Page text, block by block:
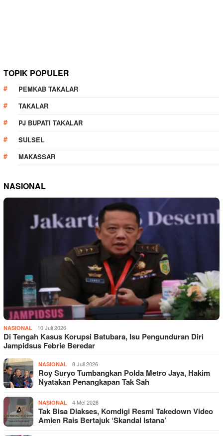
TOPIK POPULER
PEMKAB TAKALAR
TAKALAR
PJ BUPATI TAKALAR
SULSEL
MAKASSAR
NASIONAL
NASIONAL 10 Juli 2026
Di Tengah Kasus Korupsi Batubara, Isu Pengunduran Diri
Jampidsus Febrie Beredar
NASIONAL 8 Juli 2026
Roy Suryo Tumbangkan Polda Metro Jaya, Hakim
Nyatakan Penangkapan Tak Sah
NASIONAL 4 Mei 2026
Tak Bisa Diakses, Komdigi Resmi Takedown Video
Amien Rais Bertajuk ‘Skandal Istana’